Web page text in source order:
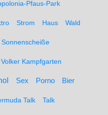
Pfaus-Park
Strom Haus Wald
Sonnenscheiße
Volker Kampfgarten
Sex Porno Bier
Talk Talk